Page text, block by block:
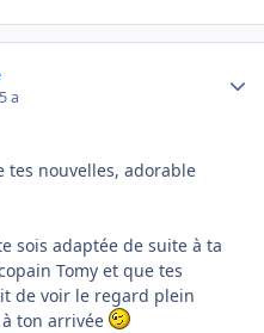
a
tes nouvelles, adorable
sois adaptée de suite à ta
Tomy et que tes
de voir le regard plein
ton arrivée